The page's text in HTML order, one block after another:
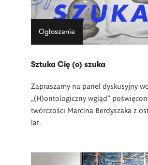
Ogłoszenie
Sztuka Cię (o) szuka
Zapraszamy na panel dyskusyjny
„(H)ontologiczny wgląd”
twórczości Marcina Berdyszaka z
lat.